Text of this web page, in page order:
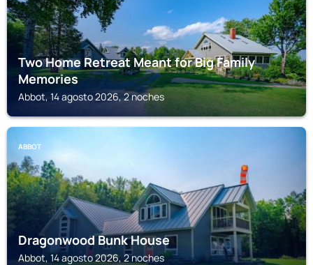
Two Home Retreat Meant for Big Family
Memories
Abbot, 14 agosto 2026, 2 noches
ABBOT
Dragonwood Bunk House
Abbot, 14 agosto 2026, 2 noches